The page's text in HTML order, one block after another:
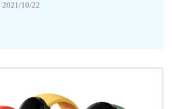
2021/10/22